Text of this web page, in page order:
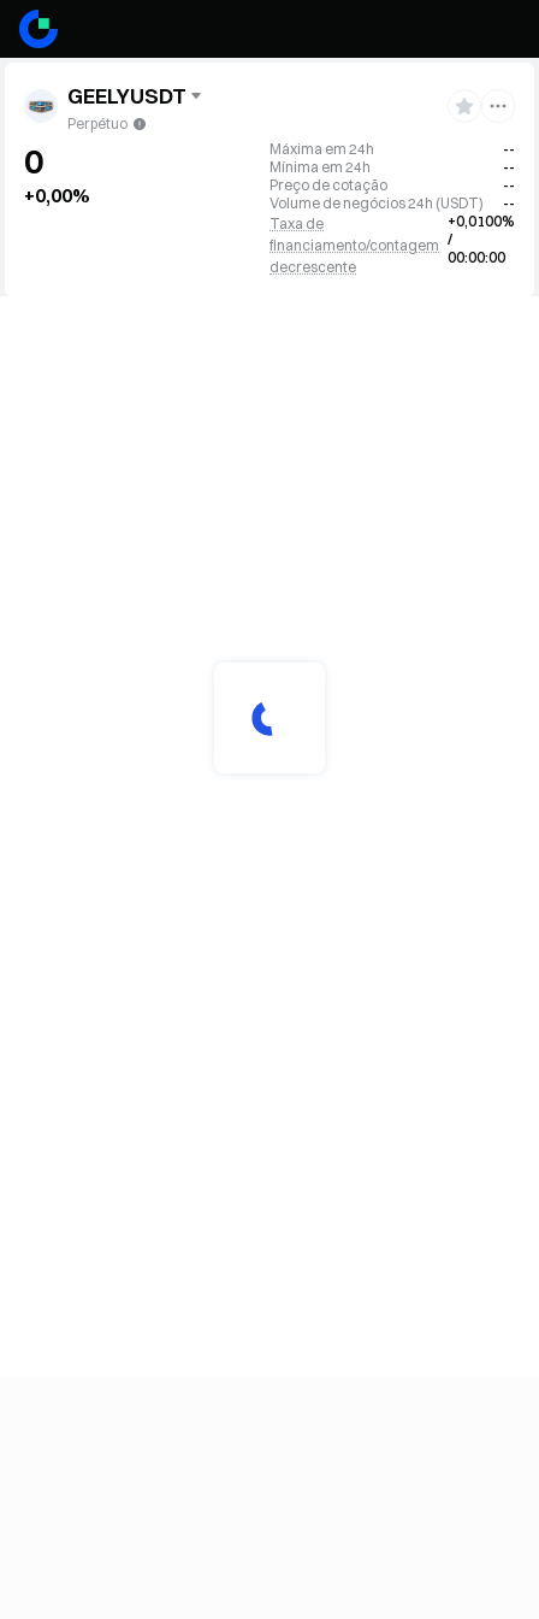
GEELYUSDT
Perpétuo
0
+0,00%
Máxima em 24h
--
Mínima em 24h
--
Preço de cotação
--
Volume de negócios 24h (USDT)
--
Taxa de
financiamento/contagem
decrescente
+0,0100%
/
00:00:00